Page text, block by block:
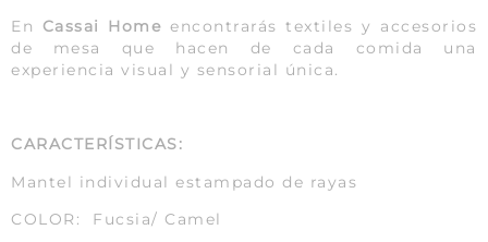
En Cassai Home encontrarás textiles y accesorios
de mesa que hacen de cada comida una
experiencia visual y sensorial única.
CARACTERÍSTICAS:
Mantel individual estampado de rayas
COLOR: Fucsia/ Camel